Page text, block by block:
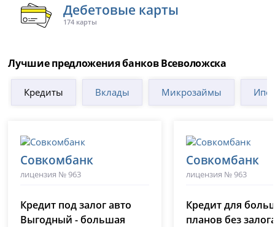
Дебетовые карты
174 карты
Лучшие предложения банков Всеволожска
Кредиты Вклады Микрозаймы
Совкомбанк
лицензия № 963
Кредит под залог авто
Выгодный - большая
Совкомбанк
лицензия № 963
Кредит для
планов без